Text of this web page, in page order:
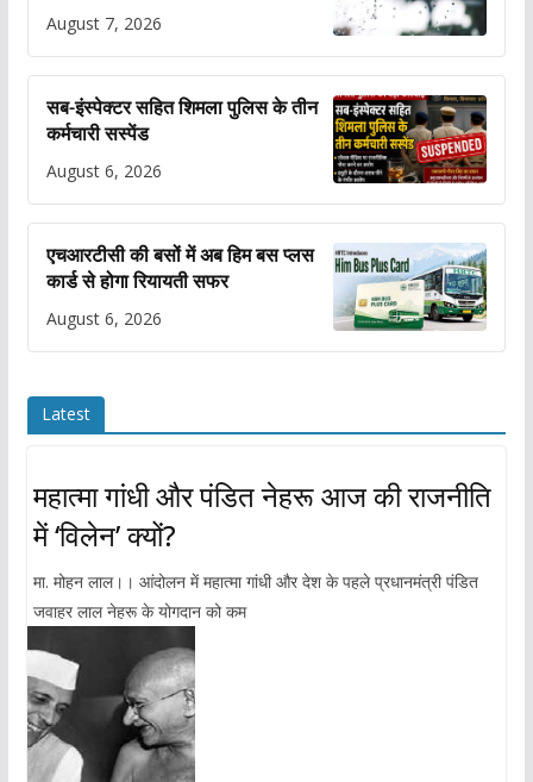
August 7, 2026
सब-इंस्पेक्टर सहित शिमला पुलिस के तीन
कर्मचारी सस्पेंड
August 6, 2026
एचआरटीसी की बसों में अब हिम बस प्लस
कार्ड से होगा रियायती सफर
August 6, 2026
Latest
महात्मा गांधी और पंडित नेहरू आज की राजनीति
में ‘विलेन’ क्यों?
मा. मोहन लाल।। आंदोलन में महात्मा गांधी और देश के पहले प्रधानमंत्री पंडित
जवाहर लाल नेहरू के योगदान को कम